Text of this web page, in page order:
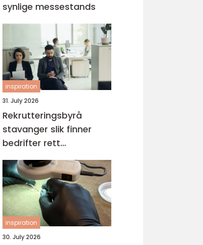
synlige messestands
inspiration
31. July 2026
Rekrutteringsbyrå
stavanger slik finner
bedrifter rett
kompetanse
inspiration
30. July 2026